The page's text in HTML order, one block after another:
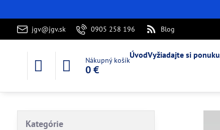
jgv@jgv.sk 0905 258 196 Blog
Nákupný košík
0 €
ÚvodVyžiadajte si ponuku
Kategórie